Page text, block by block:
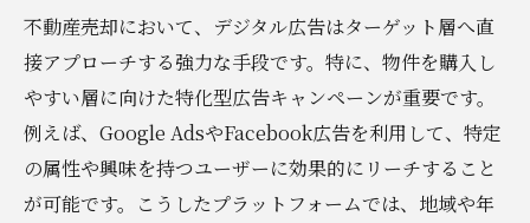
不動産売却において、デジタル広告はターゲット層へ直
接アプローチする強力な手段です。特に、物件を購入し
やすい層に向けた特化型広告キャンペーンが重要です。
例えば、Google AdsやFacebook広告を利用して、特定
の属性や興味を持つユーザーに効果的にリーチすること
が可能です。こうしたプラットフォームでは、地域や年